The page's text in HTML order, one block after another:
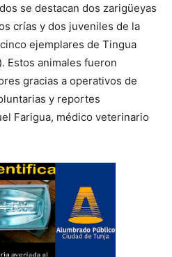
se destacan dos zarigüeyas
crías y dos juveniles de la
ejemplares de Tingua
Estos animales fueron
gracias a operativos de
y reportes
Farigua, médico veterinario